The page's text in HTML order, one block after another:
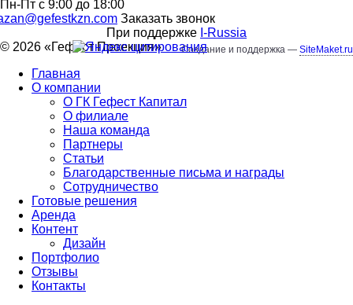
Пн-Пт с 9:00 до 18:00
Заказать звонок
При поддержке I-Russia
© 2026 «Гефест Проекция» Создание и поддержка — SiteMaket.ru
Главная
О компании
О ГК Гефест Капитал
О филиале
Наша команда
Партнеры
Статьи
Благодарственные письма и награды
Сотрудничество
Готовые решения
Аренда
Контент
Дизайн
Портфолио
Отзывы
Контакты